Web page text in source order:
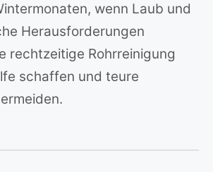
wenn Laub und
Herausforderungen
rechtzeitige Rohrreinigung
schaffen und teure